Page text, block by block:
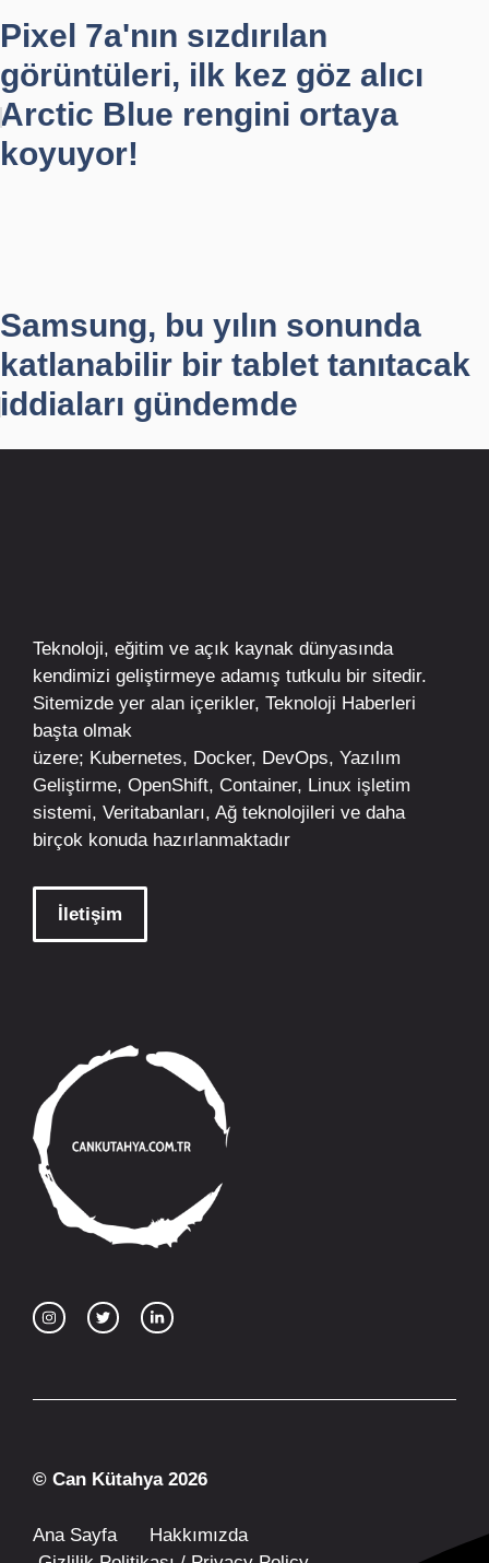
Pixel 7a'nın sızdırılan
görüntüleri, ilk kez göz alıcı
Arctic Blue rengini ortaya
koyuyor!
Samsung, bu yılın sonunda
katlanabilir bir tablet tanıtacak
iddiaları gündemde
Teknoloji, eğitim ve açık kaynak dünyasında
kendimizi geliştirmeye adamış tutkulu bir sitedir.
Sitemizde yer alan içerikler, Teknoloji Haberleri
başta olmak
üzere; Kubernetes, Docker, DevOps, Yazılım
Geliştirme, OpenShift, Container, Linux işletim
sistemi, Veritabanları, Ağ teknolojileri ve daha
birçok konuda hazırlanmaktadır
İletişim
© Can Kütahya 2026
Ana Sayfa
Hakkımızda